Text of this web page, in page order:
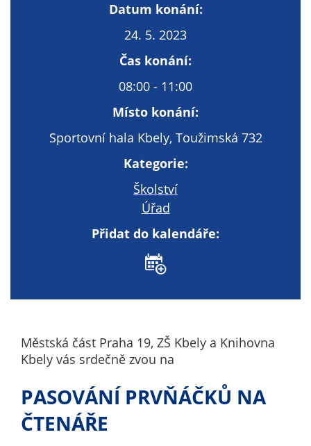
Datum konání:
24. 5. 2023
Čas konání:
08:00 - 11:00
Místo konání:
Sportovní hala Kbely, Toužimská 732
Kategorie:
Školství
Úřad
Přidat do kalendáře:
Městská část Praha 19, ZŠ Kbely a Knihovna
Kbely vás srdečně zvou na
PASOVÁNÍ PRVŇÁČKŮ NA
ČTENÁŘE
Technické
Technické
cookies jsou
správné
webu a všech
Váš souhlas s
technické
individuálně
deaktivovány